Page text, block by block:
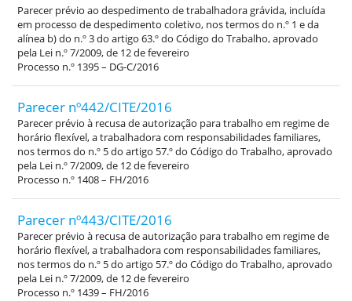
Parecer prévio ao despedimento de trabalhadora grávida, incluída
em processo de despedimento coletivo, nos termos do n.º 1 e da
alínea b) do n.º 3 do artigo 63.º do Código do Trabalho, aprovado
pela Lei n.º 7/2009, de 12 de fevereiro
Processo n.º 1395 – DG-C/2016
Parecer nº442/CITE/2016
Parecer prévio à recusa de autorização para trabalho em regime de
horário flexível, a trabalhadora com responsabilidades familiares,
nos termos do n.º 5 do artigo 57.º do Código do Trabalho, aprovado
pela Lei n.º 7/2009, de 12 de fevereiro
Processo n.º 1408 – FH/2016
Parecer nº443/CITE/2016
Parecer prévio à recusa de autorização para trabalho em regime de
horário flexível, a trabalhadora com responsabilidades familiares,
nos termos do n.º 5 do artigo 57.º do Código do Trabalho, aprovado
pela Lei n.º 7/2009, de 12 de fevereiro
Processo n.º 1439 – FH/2016